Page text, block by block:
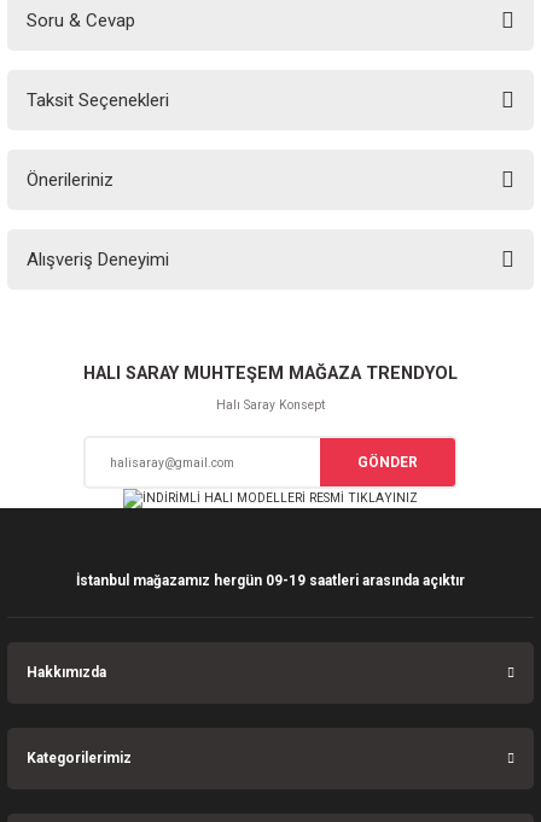
Soru & Cevap
Taksit Seçenekleri
Önerileriniz
yetersiz gördüğünüz noktaları öneri formunu kullanarak tarafımıza
Ürün resmi kalitesiz, bozuk veya görüntülenemiyor.
Ürün açıklamasında eksik bilgiler bulunuyor.
Bu ürüne benzer farklı alternatifler olmalı.
Alışveriş Deneyimi
Sitemize ilk yorumu siz yapın!
HALI SARAY MUHTEŞEM MAĞAZA TRENDYOL
Halı Saray Konsept
GÖNDER
İstanbul mağazamız hergün 09-19 saatleri arasında açıktır
Hakkımızda
Kategorilerimiz